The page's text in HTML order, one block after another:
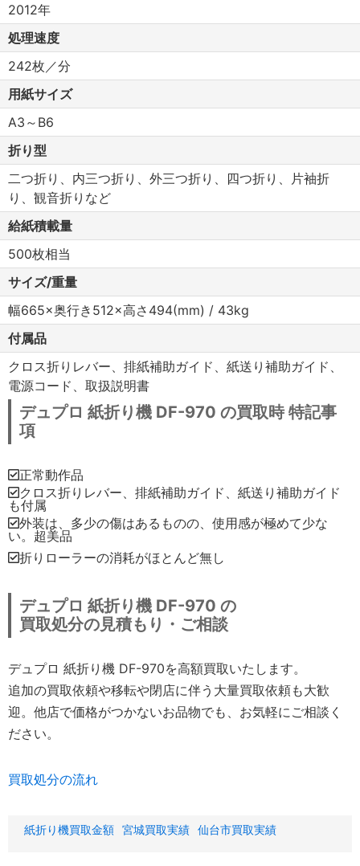
2012年
処理速度
242枚／分
用紙サイズ
A3～B6
折り型
二つ折り、内三つ折り、外三つ折り、四つ折り、片袖折
り、観音折りなど
給紙積載量
500枚相当
サイズ/重量
幅665×奥行き512×高さ494(mm) / 43kg
付属品
クロス折りレバー、排紙補助ガイド、紙送り補助ガイド、
電源コード、取扱説明書
デュプロ 紙折り機 DF-970 の買取時 特記事
項
正常動作品
クロス折りレバー、排紙補助ガイド、紙送り補助ガイド
も付属
外装は、多少の傷はあるものの、使用感が極めて少な
い。超美品
折りローラーの消耗がほとんど無し
デュプロ 紙折り機 DF-970 の
買取処分の見積もり・ご相談
デュプロ 紙折り機 DF-970を高額買取いたします。
追加の買取依頼や移転や閉店に伴う大量買取依頼も大歓
迎。他店で価格がつかないお品物でも、お気軽にご相談く
ださい。
買取処分の流れ
紙折り機買取金額 宮城買取実績 仙台市買取実績